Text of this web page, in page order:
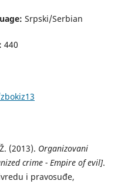
Srpski/Serbian
440
(2013). Organizovani
crime - Empire of evil].
i pravosuđe,